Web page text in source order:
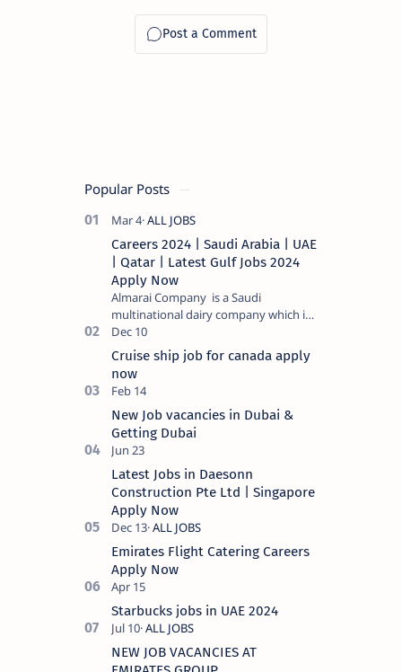
Popular Posts
Careers 2024 | Saudi Arabia | UAE
| Qatar | Latest Gulf Jobs 2024
Apply Now
Almarai Company is a Saudi
multinational dairy company which is
listed on the Tadawul stock exchange.
It specializes in food and bevera…
Cruise ship job for canada apply
now
New Job vacancies in Dubai &
Getting Dubai
Latest Jobs in Daesonn
Construction Pte Ltd | Singapore
Apply Now
Emirates Flight Catering Careers
Apply Now
Starbucks jobs in UAE 2024
NEW JOB VACANCIES AT